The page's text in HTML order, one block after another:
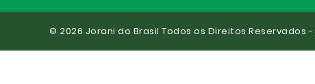
© 2026 Jorani do Brasil Todos os Direitos Reservados -